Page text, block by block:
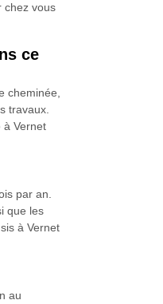
chez vous
ce
cheminée,
travaux.
à Vernet
par an.
que les
à Vernet
au